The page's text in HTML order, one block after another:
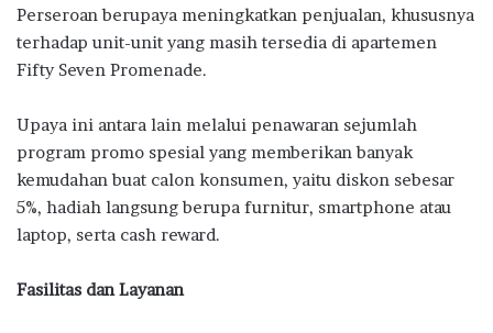
Perseroan berupaya meningkatkan penjualan, khususnya
terhadap unit-unit yang masih tersedia di apartemen
Fifty Seven Promenade.
Upaya ini antara lain melalui penawaran sejumlah
program promo spesial yang memberikan banyak
kemudahan buat calon konsumen, yaitu diskon sebesar
5%, hadiah langsung berupa furnitur, smartphone atau
laptop, serta cash reward.
Fasilitas dan Layanan